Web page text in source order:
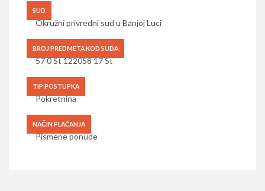
SUD
Okružni privredni sud u Banjoj Luci
BROJ PREDMETA KOD SUDA
57 0 St 122058 17 St
TIP POSTUPKA
Pokretnina
NAČIN PLAĆANJA
Pismene ponude